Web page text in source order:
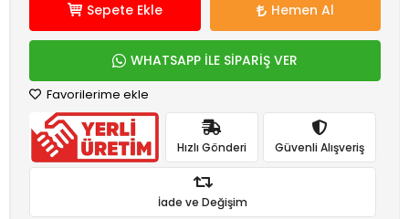
Sepete Ekle Hemen Al
WHATSAPP İLE SİPARİŞ VER
Favorilerime ekle
Hızlı Gönderi Güvenli Alışveriş
İade ve Değişim